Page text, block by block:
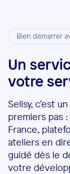
Bien démarrer
Un
votre
Sellsy, c’est
premiers pas
France,
ateliers en
guidé dès le
votre